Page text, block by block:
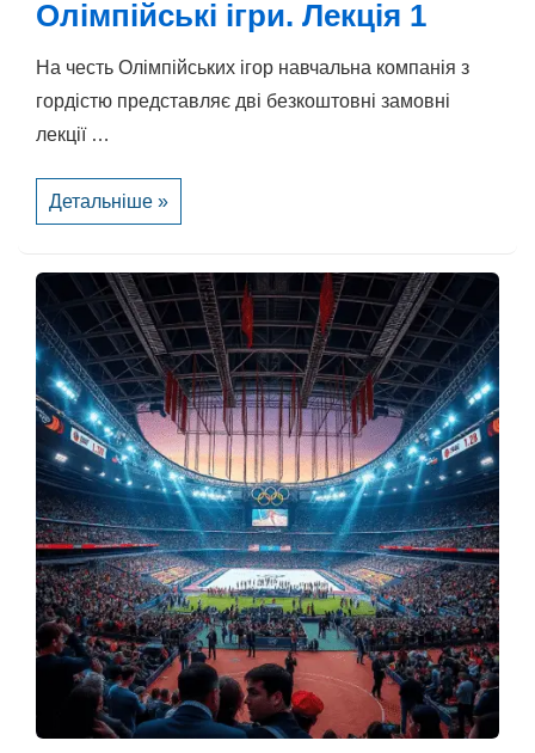
Олімпійські ігри. Лекція 1
На честь Олімпійських ігор навчальна компанія з
гордістю представляє дві безкоштовні замовні
лекції …
Олімпійські
ігри.
Лекція
Детальніше »